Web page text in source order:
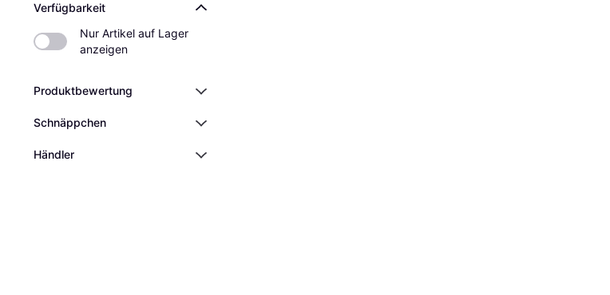
Verfügbarkeit
Nur Artikel auf Lager
anzeigen
Produktbewertung
Schnäppchen
Händler